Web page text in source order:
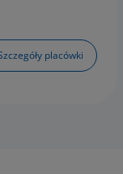
placówki